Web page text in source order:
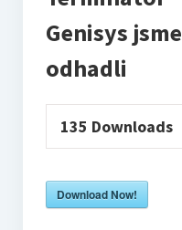
RECENZE
Trailerpool
Genisys jsme
odhadli
135 Downloads
Download Now!